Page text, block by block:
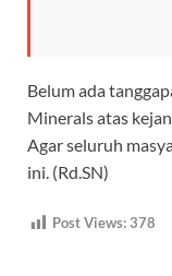
Belum ada
Minerals atas
Agar seluruh
ini. (Rd.SN)
Post Views:378